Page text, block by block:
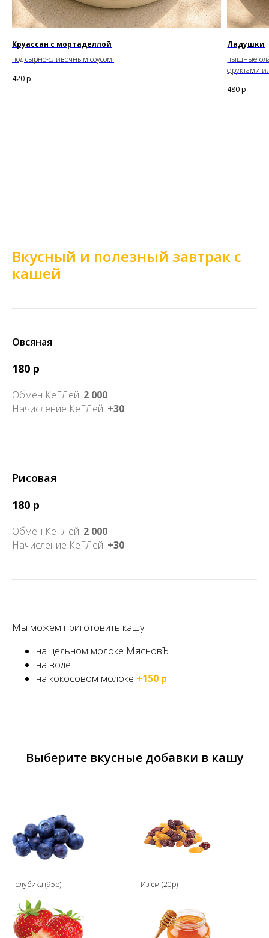
Круассан с мортаделлой
под сырно-сливочным соусом
420р.
Ладушки
пышные
фруктами
480р.
Вкусный и полезный завтрак с
кашей
Овсяная
180 р
Обмен КеГЛей: 2 000
Начисление КеГЛей: +30
Рисовая
180 р
Обмен КеГЛей: 2 000
Начисление КеГЛей: +30
Мы можем приготовить кашу:
на цельном молоке МясновЪ
на воде
на кокосовом молоке +150 р
Выберите вкусные добавки в кашу
Голубика (95р) Изюм (20р)